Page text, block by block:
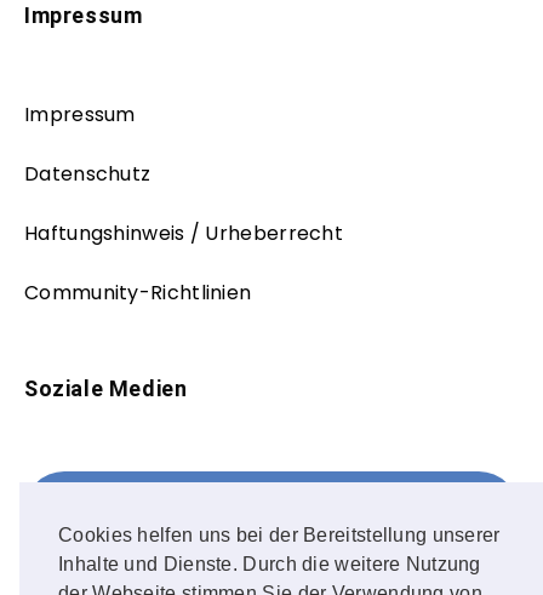
Cookies helfen uns bei der Bereitstellung unserer
Inhalte und Dienste. Durch die weitere Nutzung
Impressum
Impressum
Datenschutz
Haftungshinweis / Urheberrecht
Community-Richtlinien
Soziale Medien
FOLLOW ME!